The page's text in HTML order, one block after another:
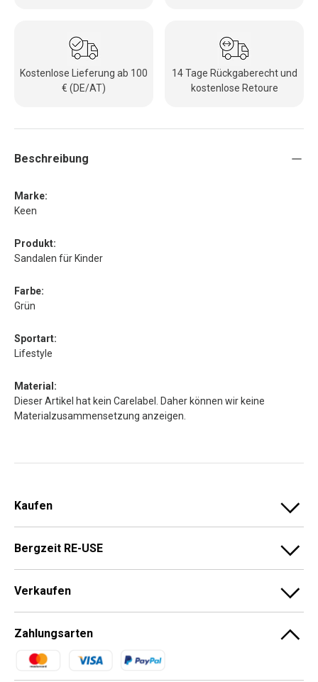
Kostenlose Lieferung ab 100
€ (DE/AT)
14 Tage Rückgaberecht und
kostenlose Retoure
Beschreibung
Marke:
Keen
Produkt:
Sandalen für Kinder
Farbe:
Grün
Sportart:
Lifestyle
Material:
Dieser Artikel hat kein Carelabel. Daher können wir keine
Materialzusammensetzung anzeigen.
Kaufen
Bergzeit RE-USE
Verkaufen
Zahlungsarten
Zahlungsmethoden